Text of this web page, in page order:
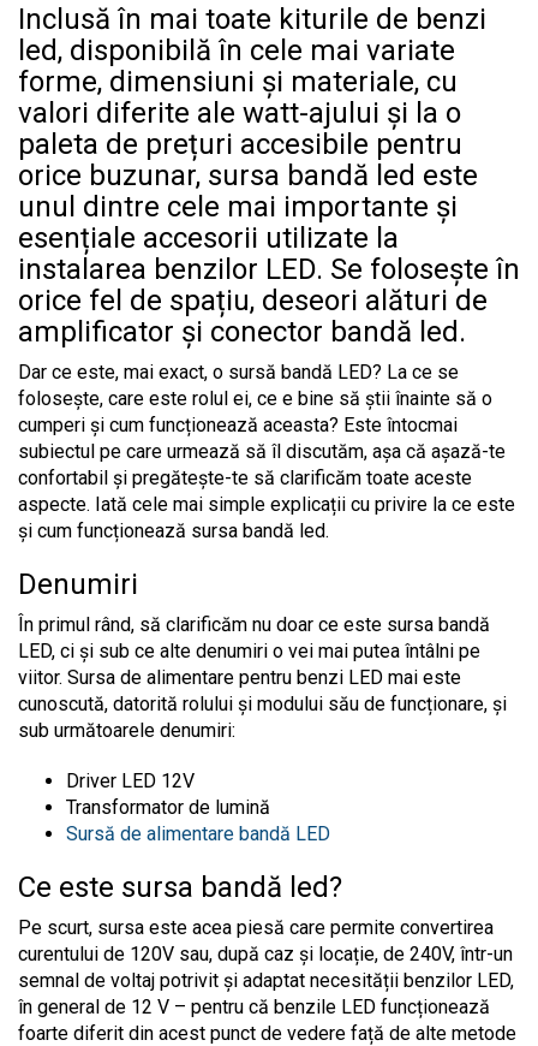
Inclusă în mai toate kiturile de benzi
led, disponibilă în cele mai variate
forme, dimensiuni și materiale, cu
valori diferite ale watt-ajului și la o
paleta de prețuri accesibile pentru
orice buzunar, sursa bandă led este
unul dintre cele mai importante și
esențiale accesorii utilizate la
instalarea benzilor LED. Se folosește în
orice fel de spațiu, deseori alături de
amplificator și conector bandă led.
Dar ce este, mai exact, o sursă bandă LED? La ce se
folosește, care este rolul ei, ce e bine să știi înainte să o
cumperi și cum funcționează aceasta? Este întocmai
subiectul pe care urmează să îl discutăm, așa că așază-te
confortabil și pregătește-te să clarificăm toate aceste
aspecte. Iată cele mai simple explicații cu privire la ce este
și cum funcționează sursa bandă led.
Denumiri
În primul rând, să clarificăm nu doar ce este sursa bandă
LED, ci și sub ce alte denumiri o vei mai putea întâlni pe
viitor. Sursa de alimentare pentru benzi LED mai este
cunoscută, datorită rolului și modului său de funcționare, și
sub următoarele denumiri:
Driver LED 12V
Transformator de lumină
Sursă de alimentare bandă LED
Ce este sursa bandă led?
Pe scurt, sursa este acea piesă care permite convertirea
curentului de 120V sau, după caz și locație, de 240V, într-un
semnal de voltaj potrivit și adaptat necesității benzilor LED,
în general de 12 V – pentru că benzile LED funcționează
foarte diferit din acest punct de vedere față de alte metode